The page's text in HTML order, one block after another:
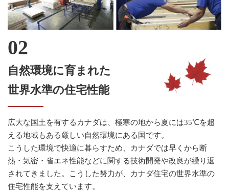
自然環境に育まれた
世界水準の住宅性能
広大な国土を有するカナダは、極寒の地から夏には35℃を超
える地域もある厳しい自然環境にある国です。
こうした環境で快適に暮らすため、カナダでは早くから断
熱・気密・省エネ性能などに関する技術開発や改良が繰り返
されてきました。こうした努力が、カナダ住宅の世界水準の
住宅性能を支えています。